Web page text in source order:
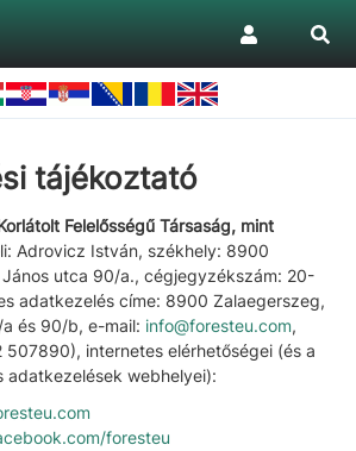
tájékoztató
Felelősségű Társaság, mint
Adrovicz István, székhely: 8900
utca 90/a., cégjegyzékszám: 20-
adatkezelés címe: 8900 Zalaegerszeg,
és 90/b, e-mail: info@foresteu.com,
internetes elérhetőségei (és a
adatkezelések webhelyei):
foresteu